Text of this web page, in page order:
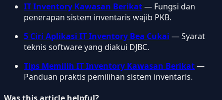
IT Inventory Kawasan Berikat— Fungsi dan
penerapan sistem inventaris wajib PKB.
5 Ciri Aplikasi IT Inventory Bea Cukai — Syarat
teknis software yang diakui DJBC.
Tips Memilih IT Inventory Kawasan Berikat—
Panduan praktis pemilihan sistem inventaris.